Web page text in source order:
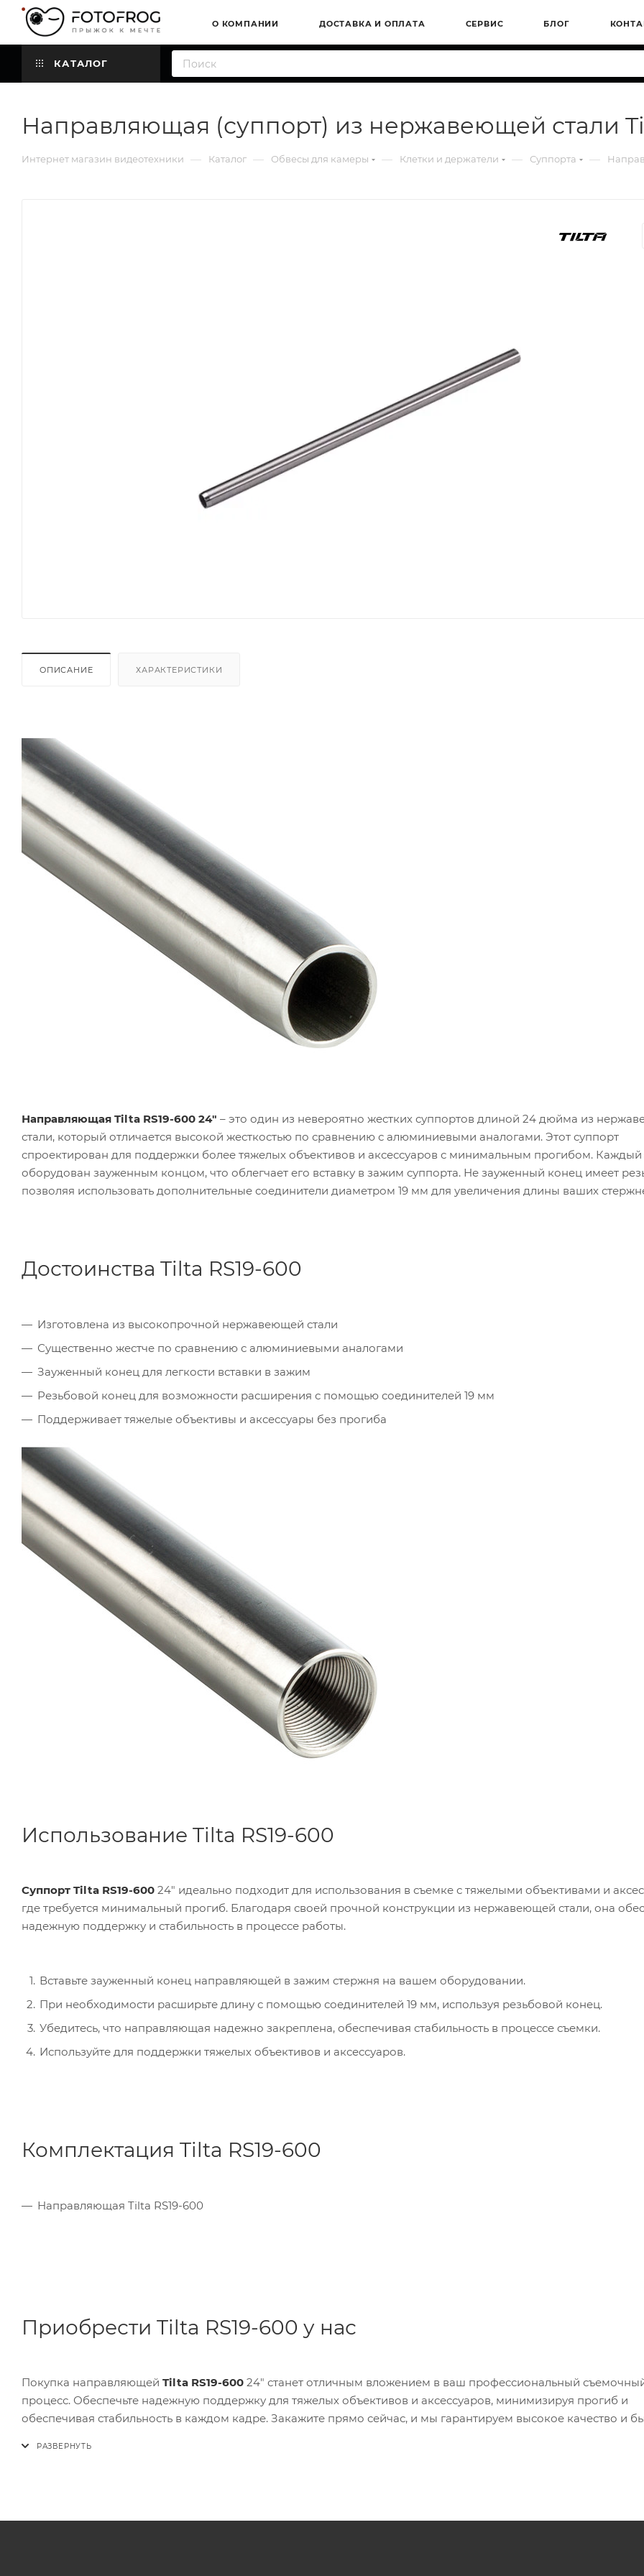
О КОМПАНИИ ДОСТАВКА И ОПЛАТА СЕРВИС БЛОГ
КАТАЛОГ
Направляющая (суппорт) из нержавеющей стали
Интернет магазин видеотехники — Каталог — Обвесы для камеры — Клетки и держатели — Суппорта —
ОПИСАНИЕ ХАРАКТЕРИСТИКИ
Направляющая Tilta RS19-600 24" – это один из невероятно жестких суппортов длиной 24 дюйма из
стали, который отличается высокой жесткостью по сравнению с алюминиевыми аналогами. Этот суппорт
спроектирован для поддержки более тяжелых объективов и аксессуаров с минимальным прогибом. Каждый
оборудован зауженным концом, что облегчает его вставку в зажим суппорта. Не зауженный конец имеет
позволяя использовать дополнительные соединители диаметром 19 мм для увеличения длины ваших
Достоинства Tilta RS19-600
Изготовлена из высокопрочной нержавеющей стали
Существенно жестче по сравнению с алюминиевыми аналогами
Зауженный конец для легкости вставки в зажим
Резьбовой конец для возможности расширения с помощью соединителей 19 мм
Поддерживает тяжелые объективы и аксессуары без прогиба
Использование Tilta RS19-600
Суппорт Tilta RS19-600 24" идеально подходит для использования в съемке с тяжелыми объективами и
где требуется минимальный прогиб. Благодаря своей прочной конструкции из нержавеющей стали, она
надежную поддержку и стабильность в процессе работы.
Вставьте зауженный конец направляющей в зажим стержня на вашем оборудовании.
При необходимости расширьте длину с помощью соединителей 19 мм, используя резьбовой конец.
Убедитесь, что направляющая надежно закреплена, обеспечивая стабильность в процессе съемки.
Используйте для поддержки тяжелых объективов и аксессуаров.
Комплектация Tilta RS19-600
Направляющая Tilta RS19-600
Приобрести Tilta RS19-600 у нас
Покупка направляющей Tilta RS19-600 24" станет отличным вложением в ваш профессиональный
процесс. Обеспечьте надежную поддержку для тяжелых объективов и аксессуаров, минимизируя прогиб и
обеспечивая стабильность в каждом кадре. Закажите прямо сейчас, и мы гарантируем высокое качество и